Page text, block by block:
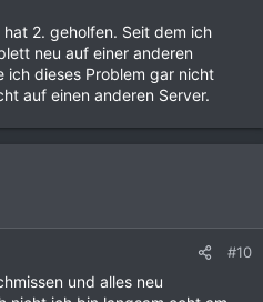
2. geholfen. Seit dem ich
neu auf einer anderen
ich dieses Problem gar nicht
auf einen anderen Server.
#10
und alles neu